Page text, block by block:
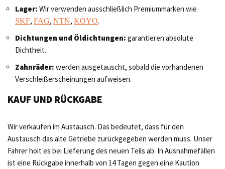
Lager: Wir verwenden ausschließlich Premiummarken wie
SKF, FAG, NTN, KOYO.
Dichtungen und Öldichtungen: garantieren absolute
Dichtheit.
Zahnräder: werden ausgetauscht, sobald die vorhandenen
Verschleißerscheinungen aufweisen.
KAUF UND RÜCKGABE
Wir verkaufen im Austausch. Das bedeutet, dass für den
Austausch das alte Getriebe zurückgegeben werden muss. Unser
Fahrer holt es bei Lieferung des neuen Teils ab. In Ausnahmefällen
ist eine Rückgabe innerhalb von 14 Tagen gegen eine Kaution